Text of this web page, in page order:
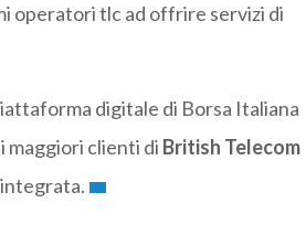
operatori tlc ad offrire servizi di
digitale di Borsa Italiana
maggiori clienti di British Telecom